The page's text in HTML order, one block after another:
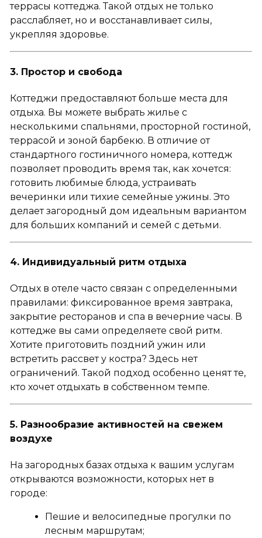
террасы коттеджа. Такой отдых не только
расслабляет, но и восстанавливает силы,
укрепляя здоровье.
3. Простор и свобода
Коттеджи предоставляют больше места для
отдыха. Вы можете выбрать жилье с
несколькими спальнями, просторной гостиной,
террасой и зоной барбекю. В отличие от
стандартного гостиничного номера, коттедж
позволяет проводить время так, как хочется:
готовить любимые блюда, устраивать
вечеринки или тихие семейные ужины. Это
делает загородный дом идеальным вариантом
для больших компаний и семей с детьми.
4. Индивидуальный ритм отдыха
Отдых в отеле часто связан с определенными
правилами: фиксированное время завтрака,
закрытие ресторанов и спа в вечерние часы. В
коттедже вы сами определяете свой ритм.
Хотите приготовить поздний ужин или
встретить рассвет у костра? Здесь нет
ограничений. Такой подход особенно ценят те,
кто хочет отдыхать в собственном темпе.
5. Разнообразие активностей на свежем
воздухе
На загородных базах отдыха к вашим услугам
открываются возможности, которых нет в
городе:
Пешие и велосипедные прогулки по
лесным маршрутам;